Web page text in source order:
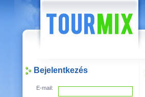
Bejelentkezés
E-mail: